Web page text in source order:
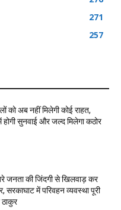
271
257
को अब नहीं मिलेगी कोई राहत,
होगी सुनवाई और जल्द मिलेगा कठोर
जनता की जिंदगी से खिलवाड़ कर
सरकाघाट में परिवहन व्यवस्था पूरी
ठाकुर